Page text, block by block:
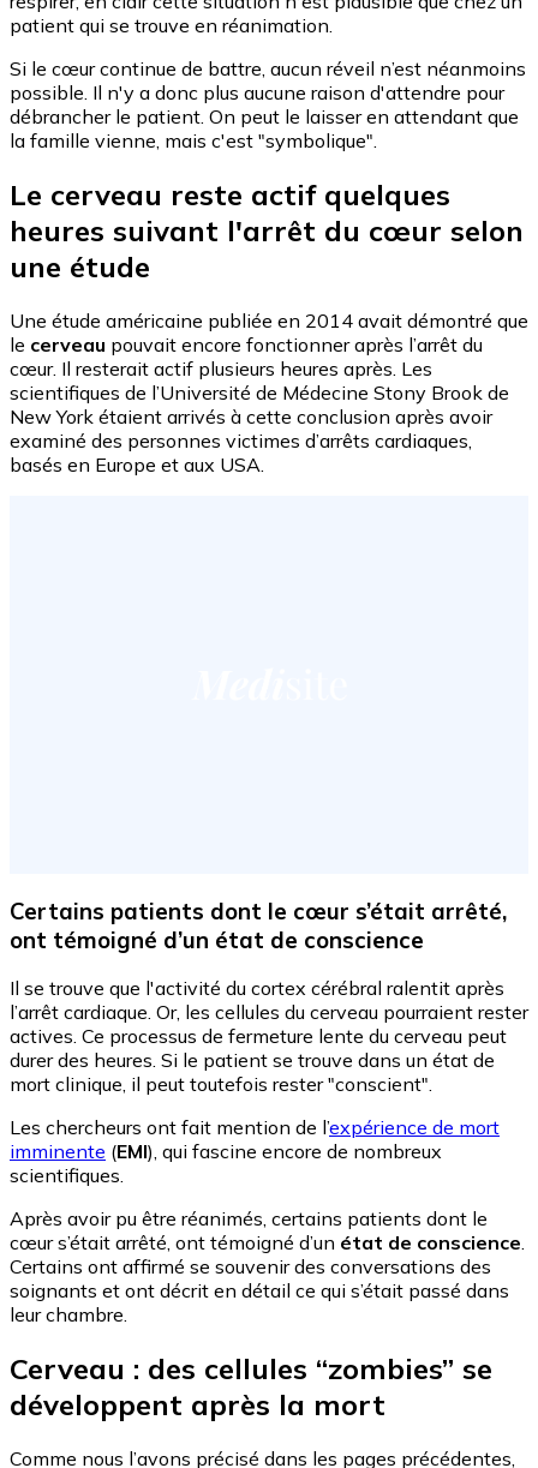
patient qui se trouve en réanimation.
Si le cœur continue de battre, aucun réveil n’est néanmoins
possible. Il n'y a donc plus aucune raison d'attendre pour
débrancher le patient. On peut le laisser en attendant que
la famille vienne, mais c'est "symbolique".
Le cerveau reste actif quelques
heures suivant l'arrêt du cœur selon
une étude
Une étude américaine publiée en 2014 avait démontré que
le cerveau pouvait encore fonctionner après l’arrêt du
cœur. Il resterait actif plusieurs heures après. Les
scientifiques de l’Université de Médecine Stony Brook de
New York étaient arrivés à cette conclusion après avoir
examiné des personnes victimes d’arrêts cardiaques,
basés en Europe et aux USA.
Certains patients dont le cœur s’était arrêté,
ont témoigné d’un état de conscience
Il se trouve que l'activité du cortex cérébral ralentit après
l’arrêt cardiaque. Or, les cellules du cerveau pourraient rester
actives. Ce processus de fermeture lente du cerveau peut
durer des heures. Si le patient se trouve dans un état de
mort clinique, il peut toutefois rester "conscient".
Les chercheurs ont fait mention de l’expérience de mort
imminente (EMI), qui fascine encore de nombreux
scientifiques.
Après avoir pu être réanimés, certains patients dont le
cœur s’était arrêté, ont témoigné d’un état de conscience.
Certains ont affirmé se souvenir des conversations des
soignants et ont décrit en détail ce qui s’était passé dans
leur chambre.
Cerveau : des cellules “zombies” se
développent après la mort
Comme nous l’avons précisé dans les pages précédentes,